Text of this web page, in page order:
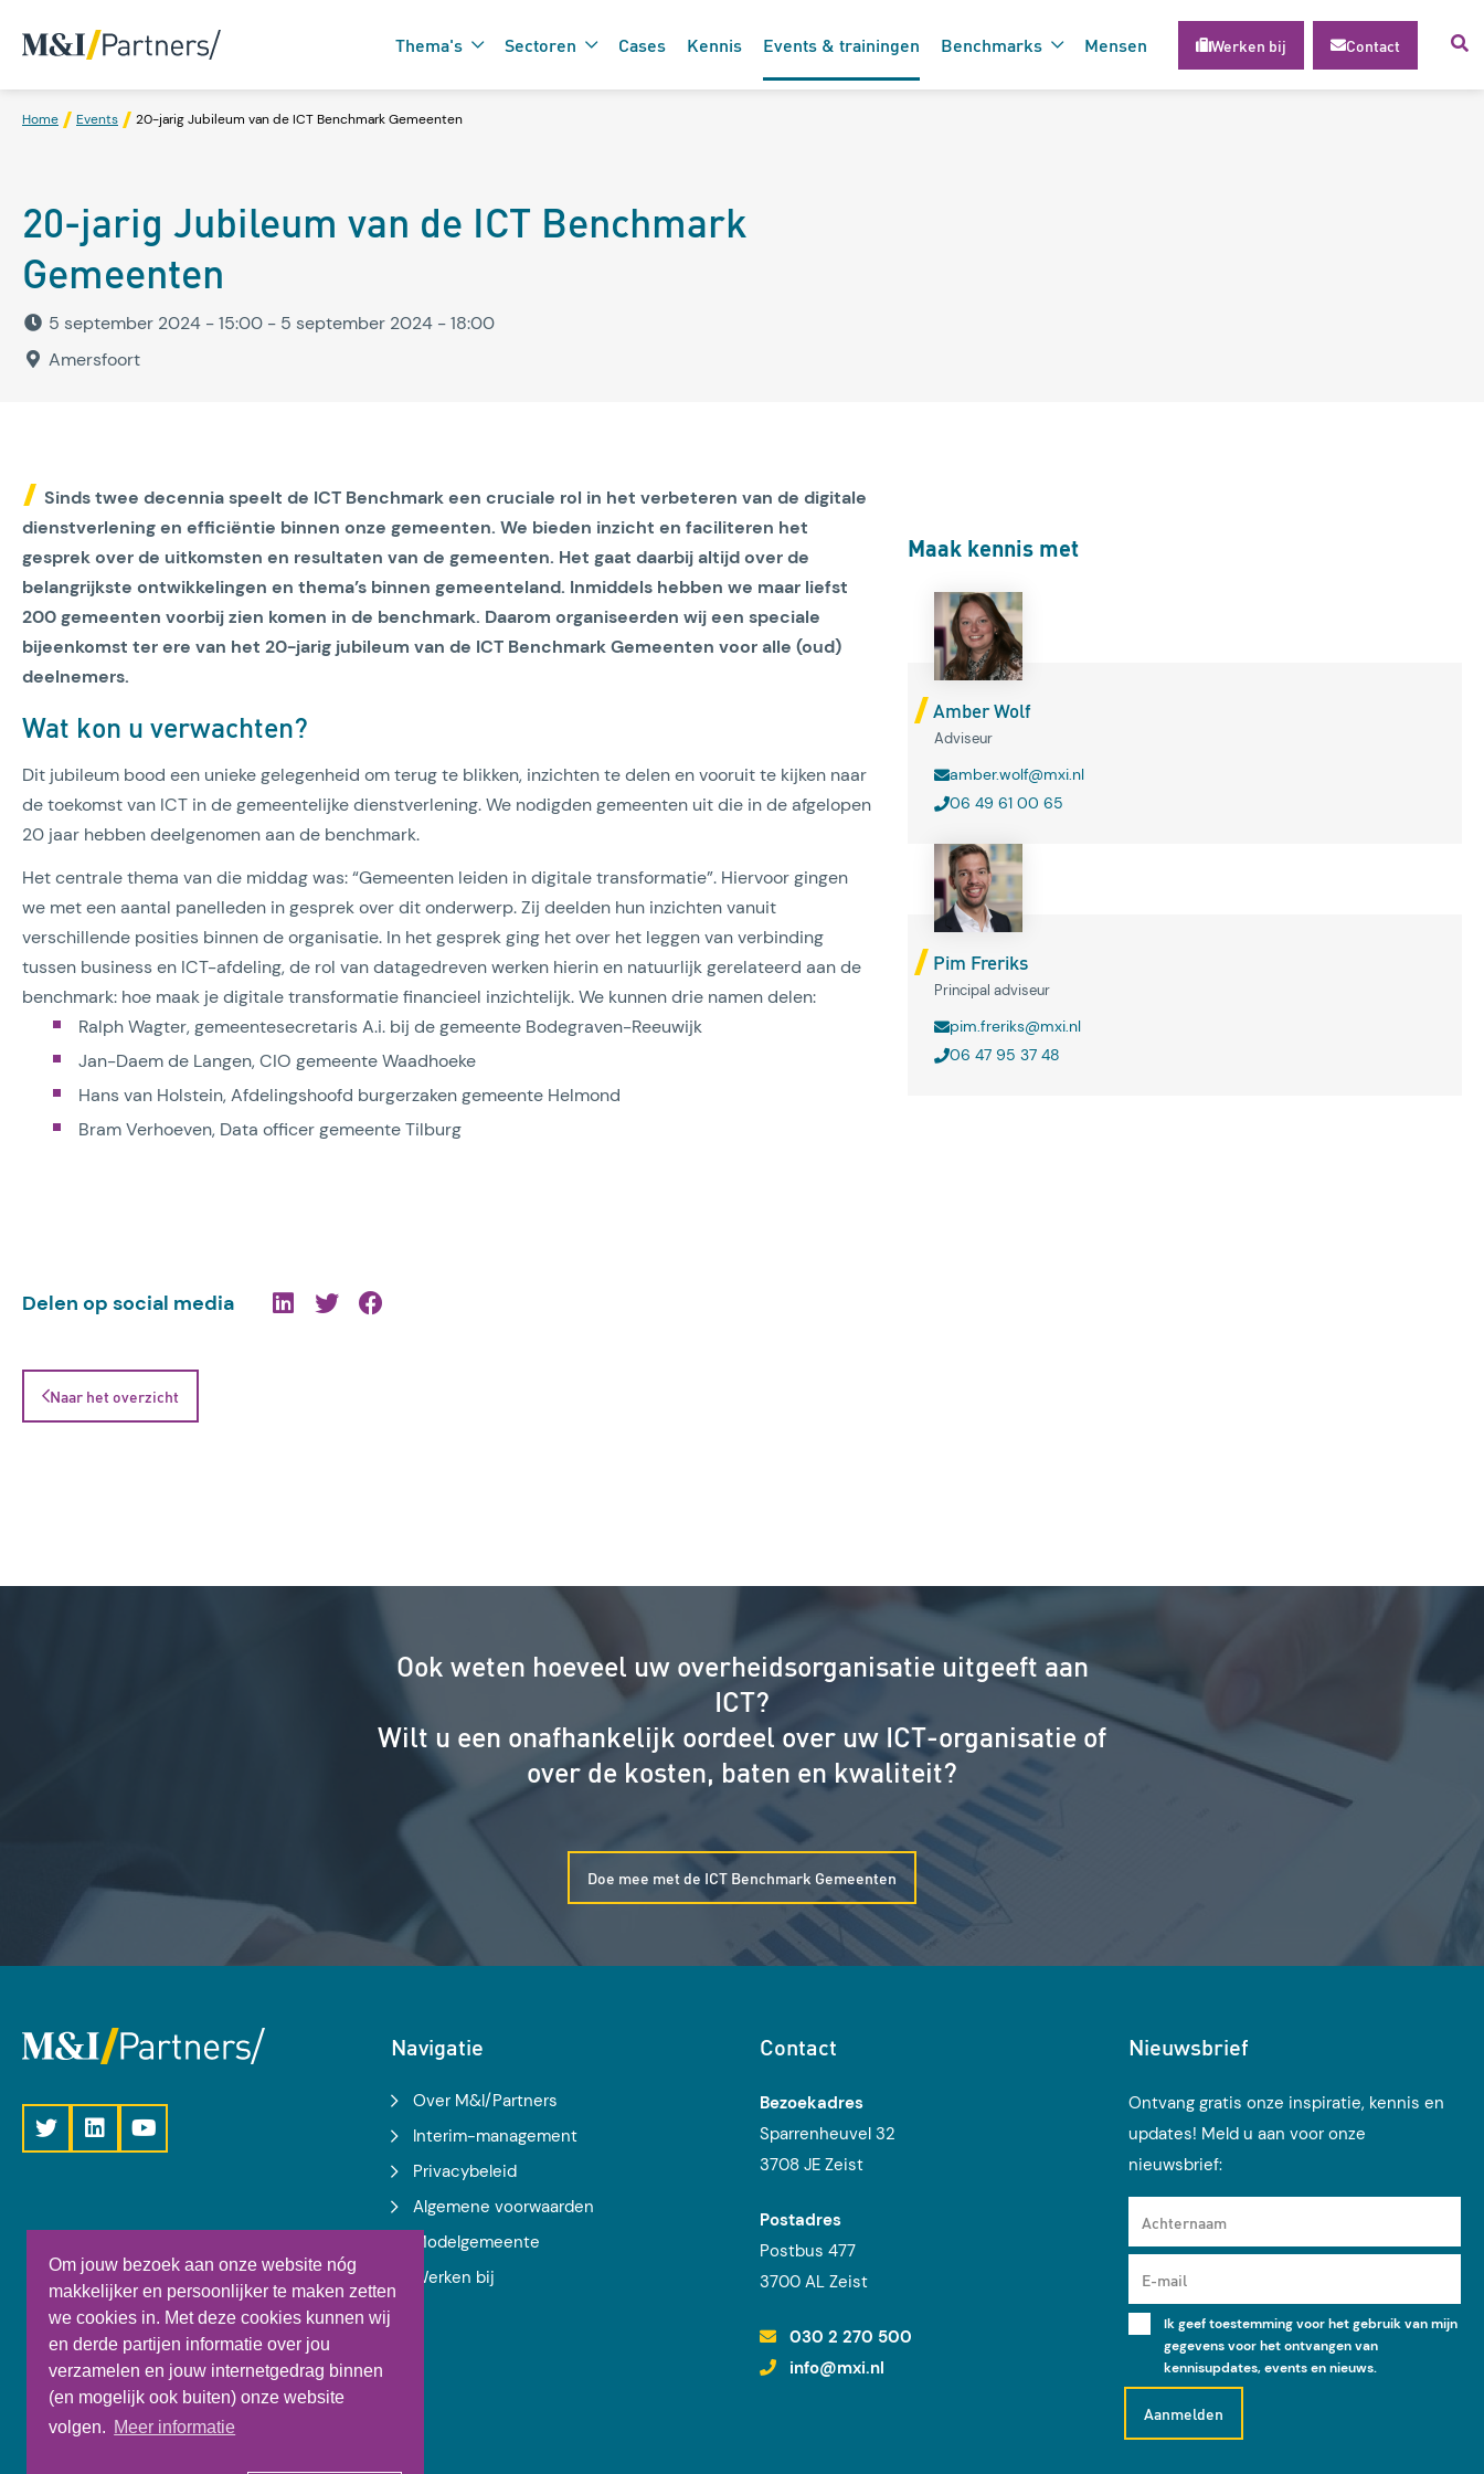
Om jouw bezoek aan onze website nóg
makkelijker en persoonlijker te maken zetten
we cookies in. Met deze cookies kunnen wij
en derde partijen informatie over jou
verzamelen en jouw internetgedrag binnen
(en mogelijk ook buiten) onze website
volgen. Meer informatie
Thema's
Lees artikel
Sectoren Cases Kennis Events & trainingen Benchmarks Mensen Werken bij Contact
Home Events 20-jarig Jubileum van de ICT Benchmark Gemeenten
20-jarig Jubileum van de ICT Benchmark
Gemeenten
5 september 2024 - 15:00 - 5 september 2024 - 18:00
Amersfoort
Sinds twee decennia speelt de ICT Benchmark een cruciale rol in het verbeteren van de digitale
dienstverlening en efficiëntie binnen onze gemeenten. We bieden inzicht en faciliteren het
gesprek over de uitkomsten en resultaten van de gemeenten. Het gaat daarbij altijd over de
belangrijkste ontwikkelingen en thema’s binnen gemeenteland. Inmiddels hebben we maar liefst
200 gemeenten voorbij zien komen in de benchmark. Daarom organiseerden wij een speciale
bijeenkomst ter ere van het 20-jarig jubileum van de ICT Benchmark Gemeenten voor alle (oud)
deelnemers.
Wat kon u verwachten?
Dit jubileum bood een unieke gelegenheid om terug te blikken, inzichten te delen en vooruit te kijken naar
de toekomst van ICT in de gemeentelijke dienstverlening. We nodigden gemeenten uit die in de afgelopen
20 jaar hebben deelgenomen aan de benchmark.
Het centrale thema van die middag was: “Gemeenten leiden in digitale transformatie”. Hiervoor gingen
we met een aantal panelleden in gesprek over dit onderwerp. Zij deelden hun inzichten vanuit
verschillende posities binnen de organisatie. In het gesprek ging het over het leggen van verbinding
tussen business en ICT-afdeling, de rol van datagedreven werken hierin en natuurlijk gerelateerd aan de
benchmark: hoe maak je digitale transformatie financieel inzichtelijk. We kunnen drie namen delen:
Ralph Wagter, gemeentesecretaris A.i. bij de gemeente Bodegraven-Reeuwijk
Jan-Daem de Langen, CIO gemeente Waadhoeke
Hans van Holstein, Afdelingshoofd burgerzaken gemeente Helmond
Bram Verhoeven, Data officer gemeente Tilburg
Delen op social media
Naar het overzicht
Maak kennis met
Amber Wolf
Adviseur
amber.wolf@mxi.nl
06 49 61 00 65
Pim Freriks
Principal adviseur
pim.freriks@mxi.nl
06 47 95 37 48
Ook weten hoeveel uw overheidsorganisatie uitgeeft aan
ICT?
Wilt u een onafhankelijk oordeel over uw ICT-organisatie of
over de kosten, baten en kwaliteit?
Doe mee met de ICT Benchmark Gemeenten
Navigatie
Over M&I/Partners
Interim-management
Privacybeleid
Algemene voorwaarden
Modelgemeente
Werken bij
Contact
Bezoekadres
Sparrenheuvel 32
3708 JE Zeist
Postadres
Postbus 477
3700 AL Zeist
030 2 270 500
info@mxi.nl
Nieuwsbrief
Ontvang gratis onze inspiratie, kennis en
updates! Meld u aan voor onze
nieuwsbrief:
Achternaam
E-mail
Ik geef toestemming voor het gebruik van mijn
gegevens voor het ontvangen van
kennisupdates, events en nieuws.